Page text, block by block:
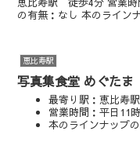
の有無：なし 本のライン
恵比寿駅
写真集食堂 めぐたま
最寄り駅：恵比寿
営業時間：平日11
本のラインナップ